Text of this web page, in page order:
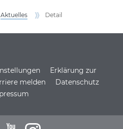
Aktuelles Detail
Erklärung zur
melden
Datenschutz